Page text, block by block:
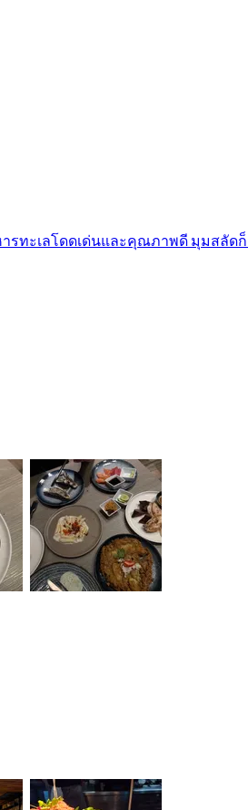
รทะเลโดดเด่นและคุณภาพดี มุมสลั